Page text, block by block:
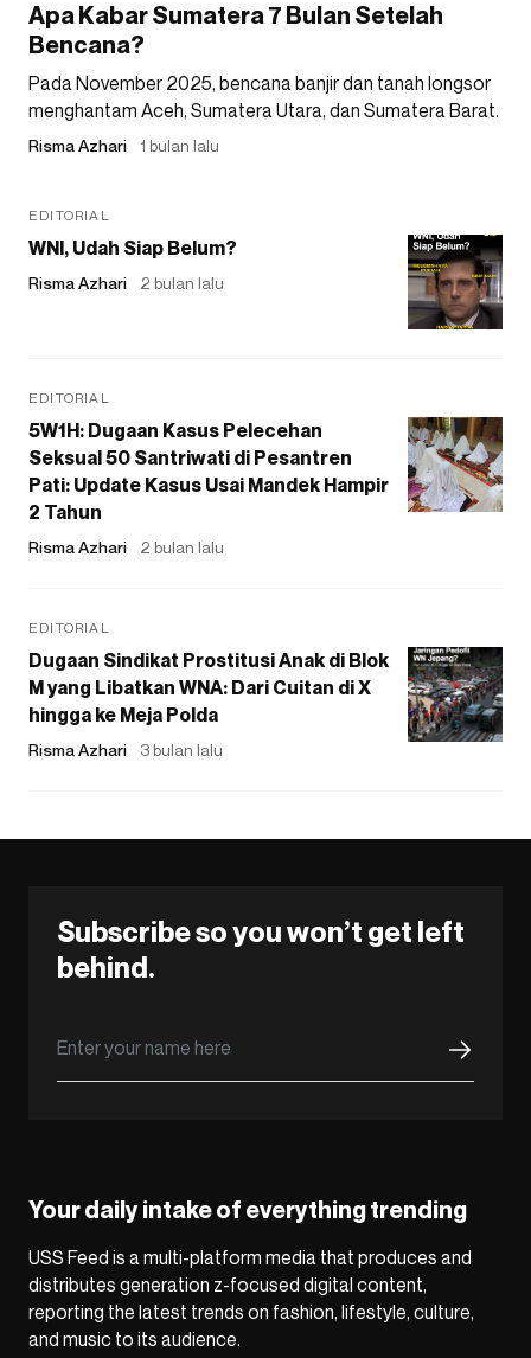
Apa Kabar Sumatera 7 Bulan Setelah
Bencana?
Pada November 2025, bencana banjir dan tanah longsor
menghantam Aceh, Sumatera Utara, dan Sumatera Barat.
Risma Azhari 1 bulan lalu
EDITORIAL
WNI, Udah Siap Belum?
Risma Azhari 2 bulan lalu
EDITORIAL
5W1H: Dugaan Kasus Pelecehan
Seksual 50 Santriwati di Pesantren
Pati: Update Kasus Usai Mandek Hampir
2 Tahun
Risma Azhari 2 bulan lalu
EDITORIAL
Dugaan Sindikat Prostitusi Anak di Blok
M yang Libatkan WNA: Dari Cuitan di X
hingga ke Meja Polda
Risma Azhari 3 bulan lalu
Subscribe so you won’t get left
behind.
Your daily intake of everything trending
USS Feed is a multi-platform media that produces and
distributes generation z-focused digital content,
reporting the latest trends on fashion, lifestyle, culture,
and music to its audience.